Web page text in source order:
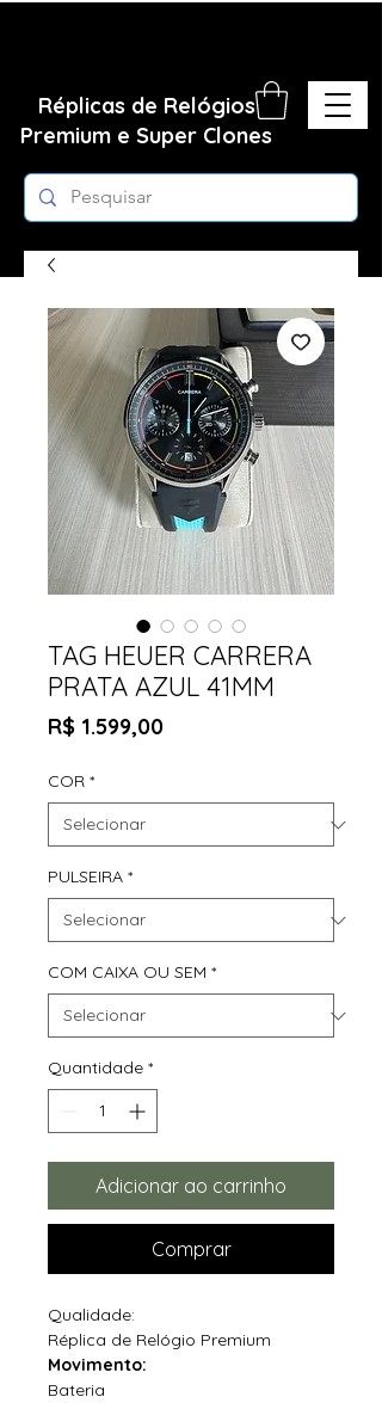
Réplicas de Relógios
Premium e Super Clones
TAG HEUER CARRERA
PRATA AZUL 41MM
R$ 1.599,00Preço
COR *
PULSEIRA *
COM CAIXA OU SEM *
Quantidade *
Adicionar ao carrinho
Comprar
Qualidade:
Réplica de Relógio Premium
Movimento:
Bateria